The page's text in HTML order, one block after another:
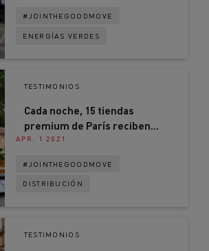
#JOINTHEGOODMOVE
ENERGÍAS VERDES
TESTIMONIOS
Cada noche, 15 tiendas
premium de París reciben
sus entregas en un camión
APR. 1 2021
#JOINTHEGOODMOVE
DISTRIBUCIÓN
TESTIMONIOS